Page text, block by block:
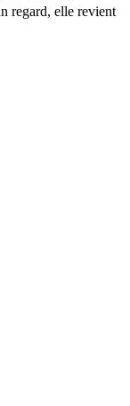
regard, elle revient